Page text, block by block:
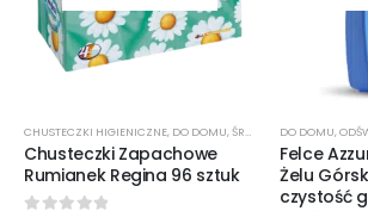
CHUSTECZKI HIGIENICZNE, DO DOMU,ŚRODKI CZYSTOŚCI
Chusteczki Zapachowe
Rumianek Regina 96 sztuk
DO DOMU,
Felce
Żelu
czystość